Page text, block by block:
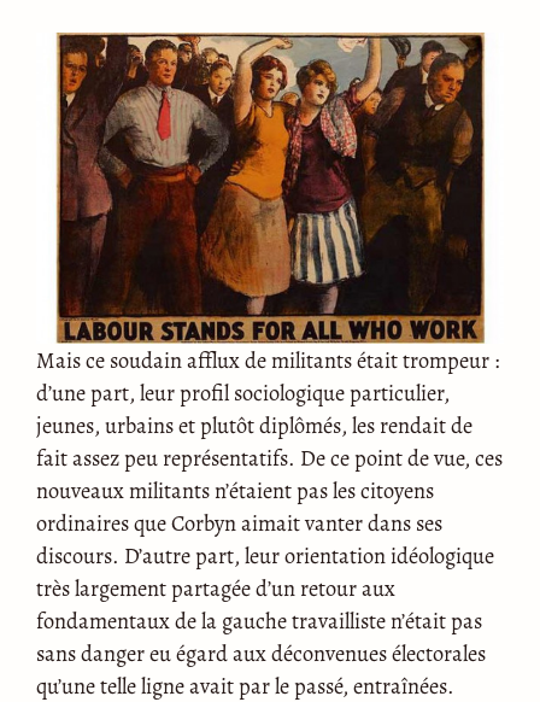
Mais ce soudain afflux de militants était trompeur :
d’une part, leur profil sociologique particulier,
jeunes, urbains et plutôt diplômés, les rendait de
fait assez peu représentatifs. De ce point de vue, ces
nouveaux militants n’étaient pas les citoyens
ordinaires que Corbyn aimait vanter dans ses
discours. D’autre part, leur orientation idéologique
très largement partagée d’un retour aux
fondamentaux de la gauche travailliste n’était pas
sans danger eu égard aux déconvenues électorales
qu’une telle ligne avait par le passé, entraînées.